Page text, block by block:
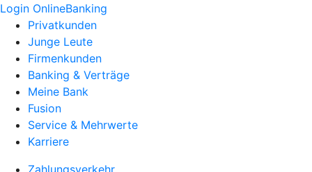
Login OnlineBanking
Privatkunden
Junge Leute
Firmenkunden
Banking & Verträge
Meine Bank
Fusion
Service & Mehrwerte
Karriere
Zahlungsverkehr